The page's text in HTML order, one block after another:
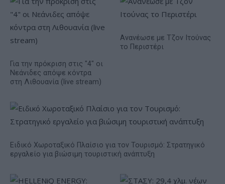
Για την πρόκριση στις "4" οι
Νεάνιδες απόψε κόντρα
στη Λιθουανία (live stream)
Ανανέωσε με Τζον Ιτούνας
το Περιστέρι
Ειδικό Χωροταξικό Πλαίσιο για τον Τουρισμό: Στρατηγικό
εργαλείο για βιώσιμη τουριστική ανάπτυξη